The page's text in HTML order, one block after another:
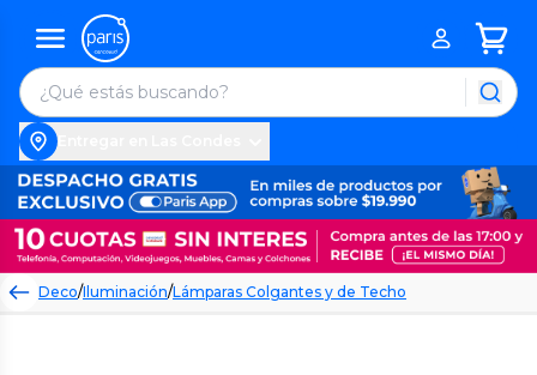
Deco/Iluminación/Lámparas Colgantes y de Techo